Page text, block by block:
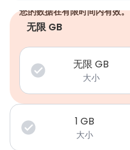
您的数据在有限时间内有效。
无限 GB
无限 GB
大小
1 GB
大小